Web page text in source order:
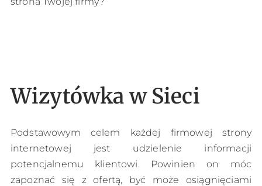
Wizytówka w Sieci
Podstawowym celem każdej firmowej strony
internetowej jest udzielenie informacji
potencjalnemu klientowi. Powinien on móc
zapoznać się z ofertą, być może osiągnięciami